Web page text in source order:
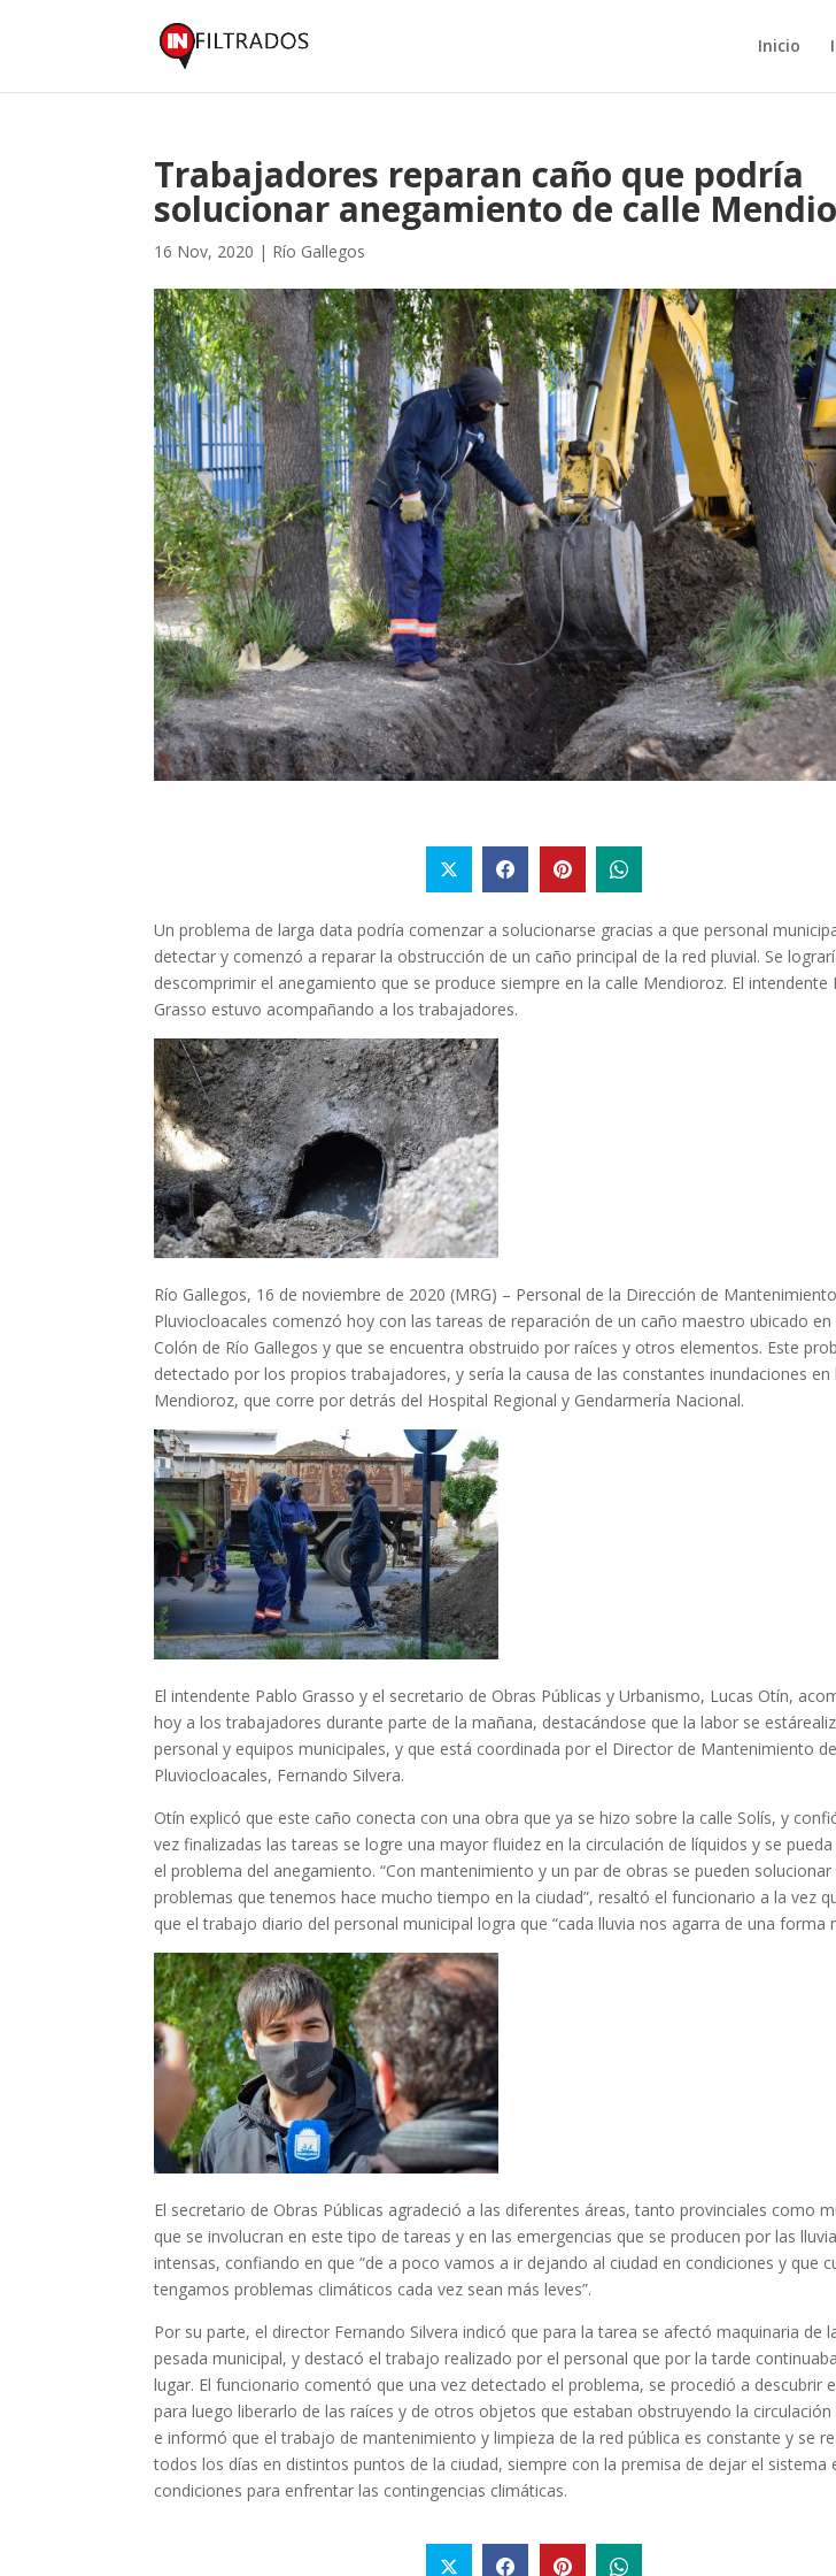
Inicio
Trabajadores reparan caño que podría
solucionar anegamiento de calle
16 Nov, 2020 | Río Gallegos
Un problema de larga data podría comenzar a solucionarse gracias a que personal
detectar y comenzó a reparar la obstrucción de un caño principal de la red pluvial. Se
descomprimir el anegamiento que se produce siempre en la calle Mendioroz. El intendente
Grasso estuvo acompañando a los trabajadores.
Río Gallegos, 16 de noviembre de 2020 (MRG) – Personal de la Dirección de
Pluviocloacales comenzó hoy con las tareas de reparación de un caño maestro ubicado en
Colón de Río Gallegos y que se encuentra obstruido por raíces y otros elementos. Este
detectado por los propios trabajadores, y sería la causa de las constantes inundaciones en
Mendioroz, que corre por detrás del Hospital Regional y Gendarmería Nacional.
El intendente Pablo Grasso y el secretario de Obras Públicas y Urbanismo, Lucas Otín,
hoy a los trabajadores durante parte de la mañana, destacándose que la labor se
personal y equipos municipales, y que está coordinada por el Director de Mantenimiento
Pluviocloacales, Fernando Silvera.
Otín explicó que este caño conecta con una obra que ya se hizo sobre la calle Solís, y
vez finalizadas las tareas se logre una mayor fluidez en la circulación de líquidos y se
el problema del anegamiento. “Con mantenimiento y un par de obras se pueden solucionar
problemas que tenemos hace mucho tiempo en la ciudad”, resaltó el funcionario a la vez
que el trabajo diario del personal municipal logra que “cada lluvia nos agarra de una forma
El secretario de Obras Públicas agradeció a las diferentes áreas, tanto provinciales como
que se involucran en este tipo de tareas y en las emergencias que se producen por las
intensas, confiando en que “de a poco vamos a ir dejando al ciudad en condiciones y que
tengamos problemas climáticos cada vez sean más leves”.
Por su parte, el director Fernando Silvera indicó que para la tarea se afectó maquinaria de
pesada municipal, y destacó el trabajo realizado por el personal que por la tarde
lugar. El funcionario comentó que una vez detectado el problema, se procedió a descubrir
para luego liberarlo de las raíces y de otros objetos que estaban obstruyendo la circulación
e informó que el trabajo de mantenimiento y limpieza de la red pública es constante y se
todos los días en distintos puntos de la ciudad, siempre con la premisa de dejar el sistema
condiciones para enfrentar las contingencias climáticas.